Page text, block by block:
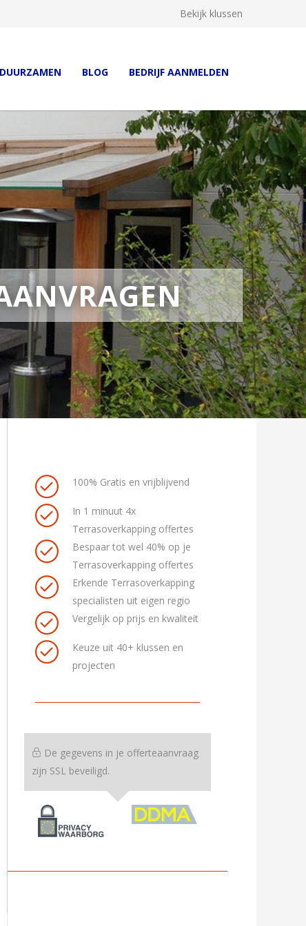
Bekijk klussen
BLOG BEDRIJF AANMELDEN
100% Gratis en vrijblijvend
In 1 minuut 4x
Terrasoverkapping offertes
Bespaar tot wel 40% op je
Terrasoverkapping offertes
Erkende Terrasoverkapping
specialisten uit eigen regio
Vergelijk op prijs en kwaliteit
Keuze uit 40+ klussen en
projecten
De gegevens in je offerteaanvraag
zijn SSL beveiligd.